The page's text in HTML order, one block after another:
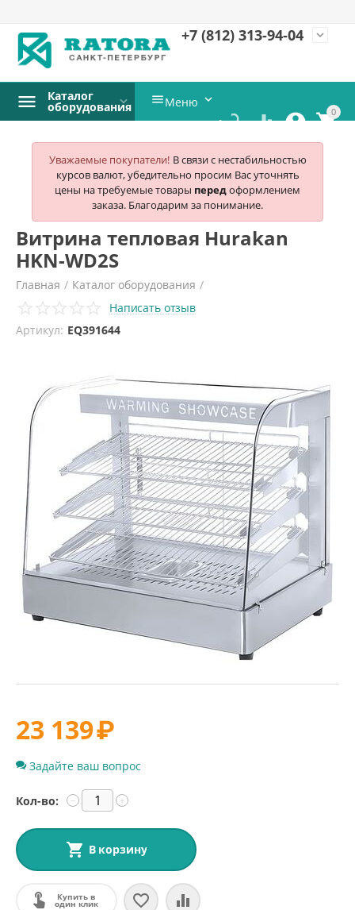
+7 (812) 313-94-04 expand_more
0


 
Каталог
оборудования Меню 
Уважаемые покупатели! В связи с нестабильностью
курсов валют, убедительно просим Вас уточнять
цены на требуемые товары передоформлением
заказа. Благодарим за понимание.
Витрина тепловая Hurakan
HKN-WD2S
Главная / Каталог оборудования /
Оборудование для Фастфуд / Витрины тепловые
Hurakan /
Написать отзыв
Артикул: EQ391644
23 139₽
Задайте ваш вопрос
Кол-во: +
−
В корзину
Купить в
один клик